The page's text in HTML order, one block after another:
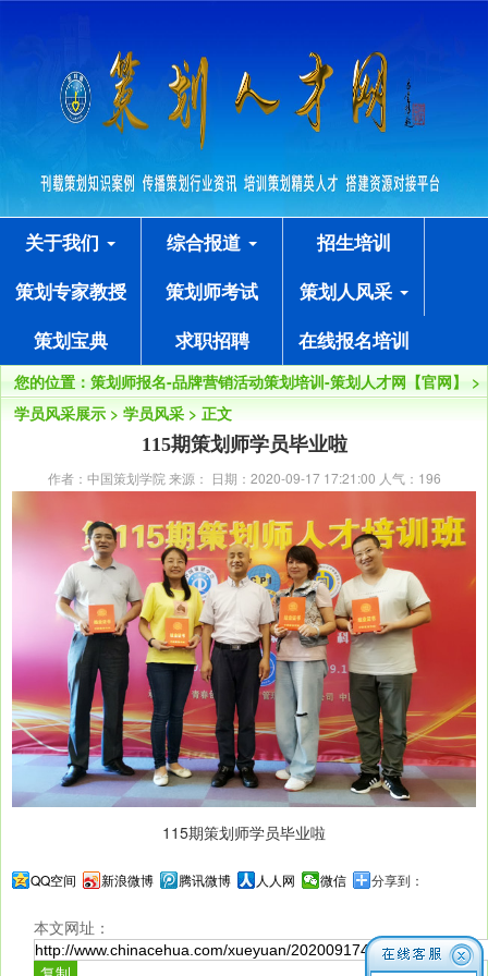
关于我们 综合报道
招生培训
策划专家教授
策划师考试
策划人风采
策划宝典
求职招聘 在线报名培训
您的位置： 策划师报名-品牌营销活动策划培训-策划人才网【官网】
>
学员风采展示 > 学员风采 > 正文
115期策划师学员毕业啦
作者：中国策划学院 来源： 日期：2020-09-17 17:21:00 人气： 196
115期策划师学员毕业啦
QQ空间 新浪微博 腾讯微博 人人网 微信 分享到：
本文网址：